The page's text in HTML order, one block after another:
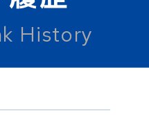
History